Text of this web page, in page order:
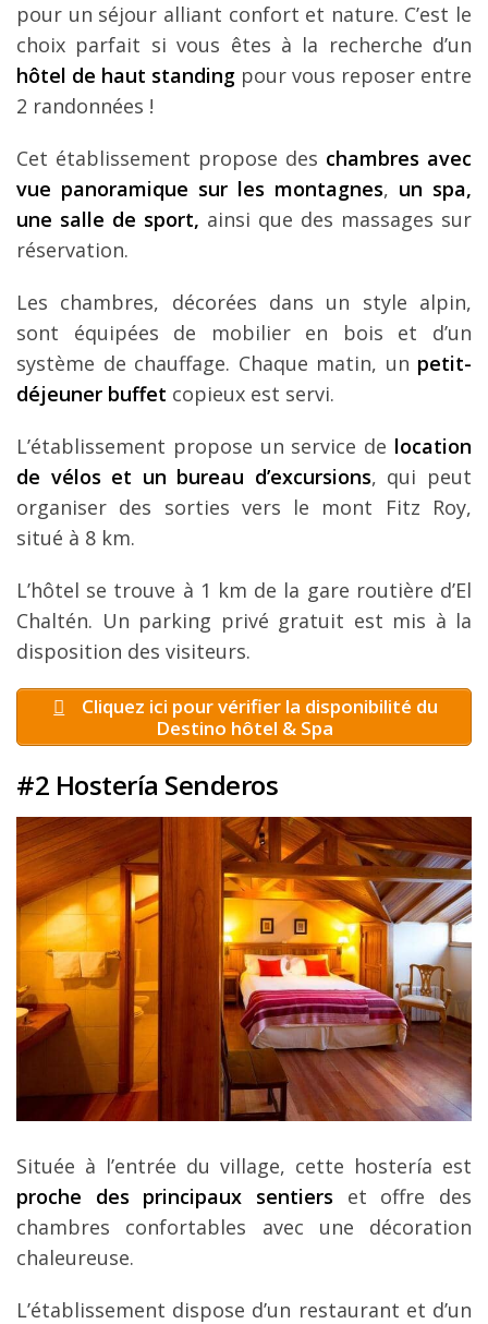
pour un séjour alliant confort et nature. C’est le
choix parfait si vous êtes à la recherche d’un
hôtel de haut standing pour vous reposer entre
2 randonnées !
Cet établissement propose des chambres avec
vue panoramique sur les montagnes, un spa,
une salle de sport, ainsi que des massages sur
réservation.
Les chambres, décorées dans un style alpin,
sont équipées de mobilier en bois et d’un
système de chauffage. Chaque matin, un petit-
déjeuner buffet copieux est servi.
L’établissement propose un service de location
de vélos et un bureau d’excursions, qui peut
organiser des sorties vers le mont Fitz Roy,
situé à 8 km.
L’hôtel se trouve à 1 km de la gare routière d’El
Chaltén. Un parking privé gratuit est mis à la
disposition des visiteurs.
Cliquez ici pour vérifier la disponibilité du
Destino hôtel & Spa
#2 Hostería Senderos
Située à l’entrée du village, cette hostería est
proche des principaux sentiers et offre des
chambres confortables avec une décoration
chaleureuse.
L’établissement dispose d’un restaurant et d’un